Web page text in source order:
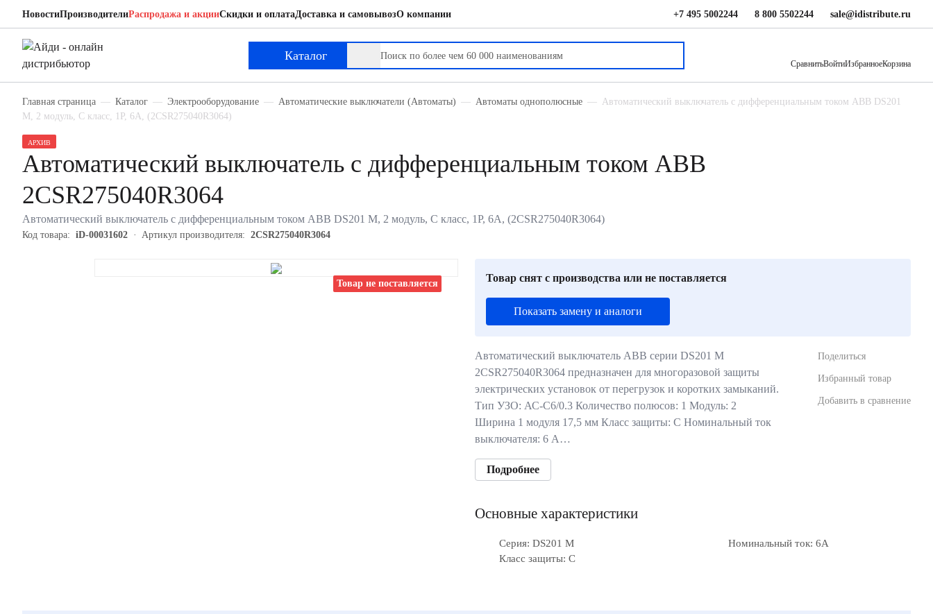
НовостиПроизводителиРаспродажа и акцииСкидки и оплатаДоставка и самовывозО компании +7 495 5002244 8 800 5502244 sale@idistribute.ru
Каталог
СравнитьВойтиИзбранноеКорзина
Главная страница Каталог Электрооборудование Автоматические выключатели (Автоматы) Автоматы однополюсные
Автоматический выключатель с дифференциальным током ABB DS201
M, 2 модуль, C класс, 1P, 6А, (2CSR275040R3064)
Товар не поставляется
АРХИВ
Автоматический выключатель с дифференциальным током ABB
2CSR275040R3064
Автоматический выключатель с дифференциальным током ABB DS201 M, 2 модуль, C класс, 1P, 6А, (2CSR275040R3064)
Код товара: iD-00031602 Артикул производителя: 2CSR275040R3064
Товар снят с производства или не поставляется
Показать замену и аналоги
Автоматический выключатель ABB серии DS201 M
2CSR275040R3064 предназначен для многоразовой защиты
электрических установок от перегрузок и коротких замыканий.
Тип УЗО: АС-C6/0.3 Количество полюсов: 1 Модуль: 2
Ширина 1 модуля 17,5 мм Класс защиты: С Номинальный ток
выключателя: 6 А…
Подробнее
Поделиться
Избранный товар
Добавить в сравнение
Основные характеристики
Серия: DS201 M
Номинальный ток: 6А
Класс защиты: C
ABB 2CSR275040R3064
Автоматический выключатель с дифференциальным током